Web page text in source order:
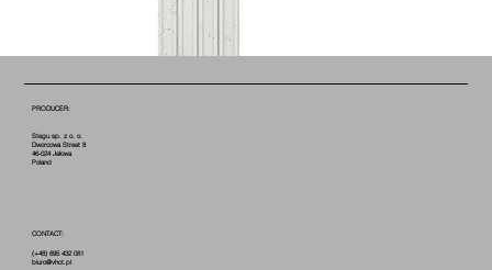
PRODUCER:
Stegu sp. z o. o.
Dworcowa Street 8
46-024 Jełowa
Poland
CONTACT:
(+48) 695 432 061
biuro@vhct.pl